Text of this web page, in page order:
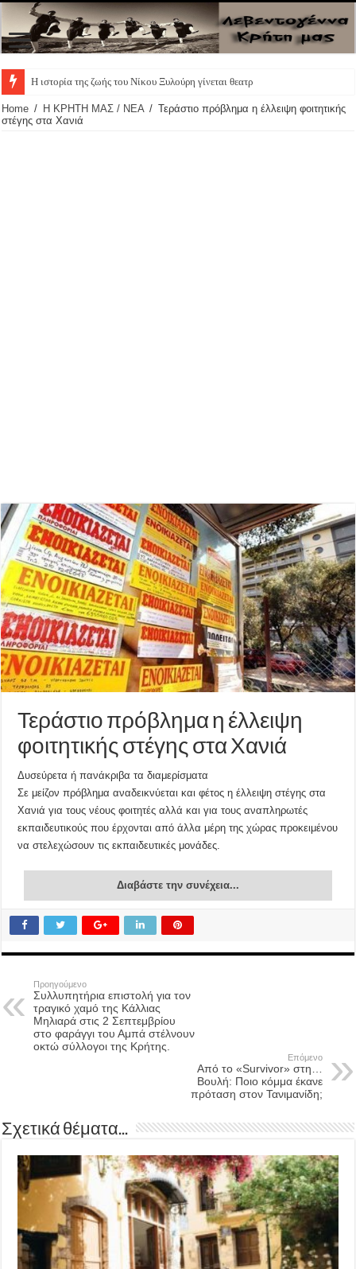
Η ιστορία της ζωής του Νίκου Ξυλούρη γίνεται θεατρική παρά
Home / Η ΚΡΗΤΗ ΜΑΣ / ΝΕΑ / Τεράστιο πρόβλημα η έλλειψη φοιτητικής
στέγης στα Χανιά
Τεράστιο πρόβλημα η έλλειψη
φοιτητικής στέγης στα Χανιά
Δυσεύρετα ή πανάκριβα τα διαμερίσματα
Σε μείζον πρόβλημα αναδεικνύεται και φέτος η έλλειψη στέγης στα
Χανιά για τους νέους φοιτητές αλλά και για τους αναπληρωτές
εκπαιδευτικούς που έρχονται από άλλα μέρη της χώρας προκειμένου
να στελεχώσουν τις εκπαιδευτικές μονάδες.
Διαβάστε την συνέχεια...
Προηγούμενο
Συλλυπητήρια επιστολή για τον
τραγικό χαμό της Κάλλιας
Μηλιαρά στις 2 Σεπτεμβρίου
στο φαράγγι του Αμπά στέλνουν
οκτώ σύλλογοι της Κρήτης.
Επόμενο
Από το «Survivor» στη…
Βουλή: Ποιο κόμμα έκανε
πρόταση στον Τανιμανίδη;
Σχετικά θέματα...